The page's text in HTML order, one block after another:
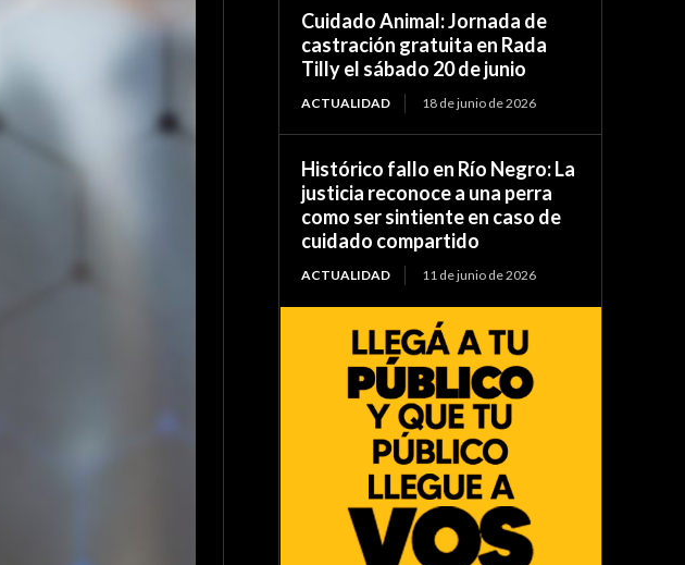
Cuidado Animal: Jornada de
castración gratuita en Rada
Tilly el sábado 20 de junio
ACTUALIDAD 18 de junio de 2026
Histórico fallo en Río Negro: La
justicia reconoce a una perra
como ser sintiente en caso de
cuidado compartido
ACTUALIDAD 11 de junio de 2026